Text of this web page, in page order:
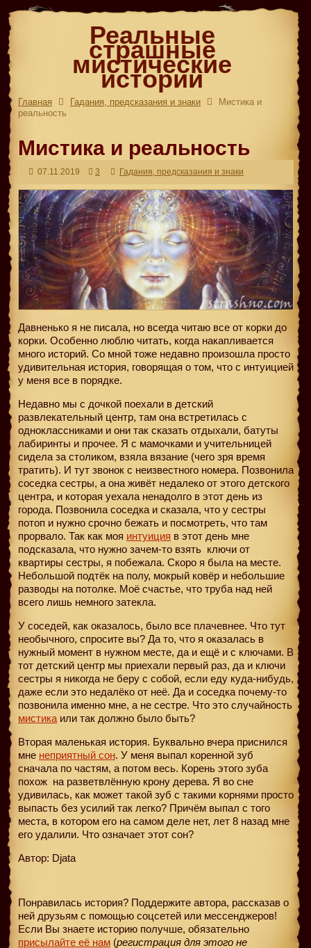
Реальные
страшные
мистические
истории
Главная Гадания, предсказания и знаки
Мистика и
реальность
Мистика и реальность
07.11.2019 3 Гадания, предсказания и знаки
Давненько я не писала, но всегда читаю все от корки до
корки. Особенно люблю читать, когда накапливается
много историй. Со мной тоже недавно произошла просто
удивительная история, говорящая о том, что с интуицией
у меня все в порядке.
Недавно мы с дочкой поехали в детский
развлекательный центр, там она встретилась с
одноклассниками и они так сказать отдыхали, батуты
лабиринты и прочее. Я с мамочками и учительницей
сидела за столиком, взяла вязание (чего зря время
тратить). И тут звонок с неизвестного номера. Позвонила
соседка сестры, а она живёт недалеко от этого детского
центра, и которая уехала ненадолго в этот день из
города. Позвонила соседка и сказала, что у сестры
потоп и нужно срочно бежать и посмотреть, что там
прорвало. Так как моя интуиция в этот день мне
подсказала, что нужно зачем-то взять ключи от
квартиры сестры, я побежала. Скоро я была на месте.
Небольшой подтёк на полу, мокрый ковёр и небольшие
разводы на потолке. Моё счастье, что труба над ней
всего лишь немного затекла.
У соседей, как оказалось, было все плачевнее. Что тут
необычного, спросите вы? Да то, что я оказалась в
нужный момент в нужном месте, да и ещё и с ключами. В
тот детский центр мы приехали первый раз, да и ключи
сестры я никогда не беру с собой, если еду куда-нибудь,
даже если это недалёко от неё. Да и соседка почему-то
позвонила именно мне, а не сестре. Что это случайность
мистика или так должно было быть?
Вторая маленькая история. Буквально вчера приснился
мне неприятный сон. У меня выпал коренной зуб
сначала по частям, а потом весь. Корень этого зуба
похож на разветвлённую крону дерева. Я во сне
удивилась, как может такой зуб с такими корнями просто
выпасть без усилий так легко? Причём выпал с того
места, в котором его на самом деле нет, лет 8 назад мне
его удалили. Что означает этот сон?
Автор: Djata
Понравилась история? Поддержите автора, рассказав о
ней друзьям с помощью соцсетей или мессенджеров!
Если Вы знаете историю получше, обязательно
присылайте её нам (регистрация для этого не